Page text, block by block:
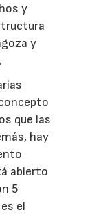
y
y
que las
hay
abierto
5
el